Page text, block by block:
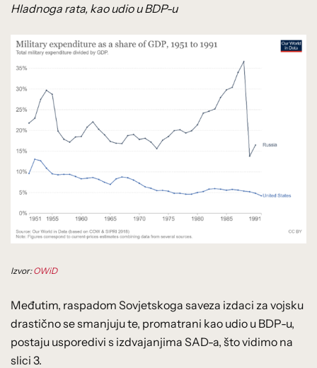
Hladnoga rata, kao udio u BDP-u
Izvor:OWiD
Međutim, raspadom Sovjetskoga saveza izdaci za vojsku
drastično se smanjuju te, promatrani kao udio u BDP-u,
postaju usporedivi s izdvajanjima SAD-a, što vidimo na
slici 3.